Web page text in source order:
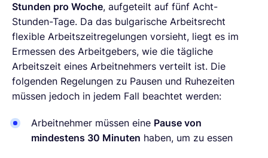
Stunden pro Woche, aufgeteilt auf fünf Acht-
Stunden-Tage. Da das bulgarische Arbeitsrecht
flexible Arbeitszeitregelungen vorsieht, liegt es im
Ermessen des Arbeitgebers, wie die tägliche
Arbeitszeit eines Arbeitnehmers verteilt ist. Die
folgenden Regelungen zu Pausen und Ruhezeiten
müssen jedoch in jedem Fall beachtet werden:
Arbeitnehmer müssen eine Pause von
mindestens 30 Minuten haben, um zu essen